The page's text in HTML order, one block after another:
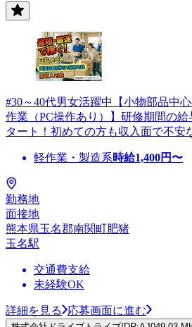
#30～40代男女活躍中【小物部品中
作業（PC操作あり）】研修期間の
タート！初めての方も収入面で不安
軽作業・製造系時給1,400円〜
勤務地
面接地
熊本県玉名郡南関町肥猪
玉名駅
交通費支給
未経験OK
詳細を見る 応募画面に進む